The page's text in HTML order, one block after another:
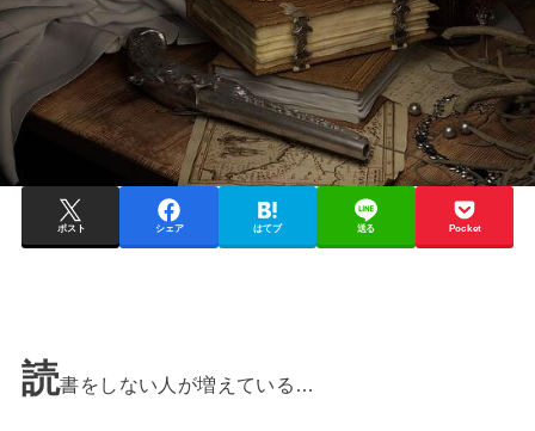
ポスト シェア はてブ 送る Pocket
読書をしない人が増えている…